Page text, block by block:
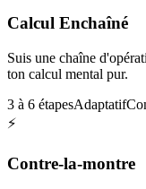
Calcul Enchaîné
Suis une chaîne
ton calcul mental pur.
3 à 6 étapesAdaptatif
⚡
Contre-la-montre